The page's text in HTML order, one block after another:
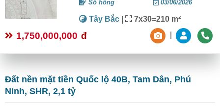
Sổ hồng 03/06/2026
Tây Bắc | 7x30=210 m²
1,750,000,000 đ
Đất nền mặt tiền Quốc lộ 40B, Tam Dân, Phú
Ninh, SHR, 2,1 tỷ